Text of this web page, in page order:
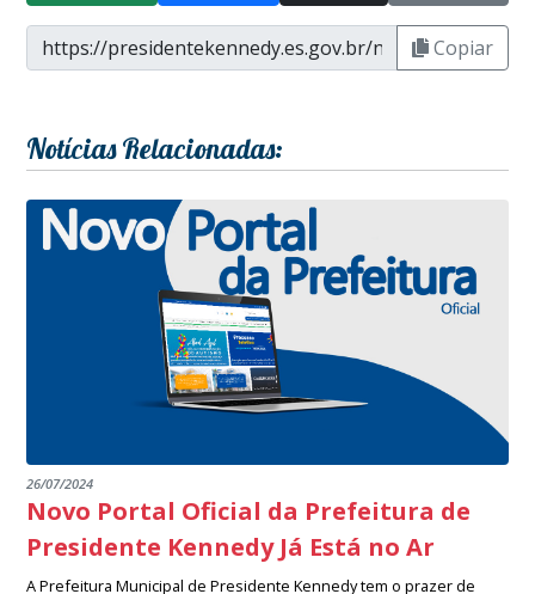
Copiar
Notícias Relacionadas:
26/07/2024
Novo Portal Oficial da Prefeitura de
Presidente Kennedy Já Está no Ar
A Prefeitura Municipal de Presidente Kennedy tem o prazer de